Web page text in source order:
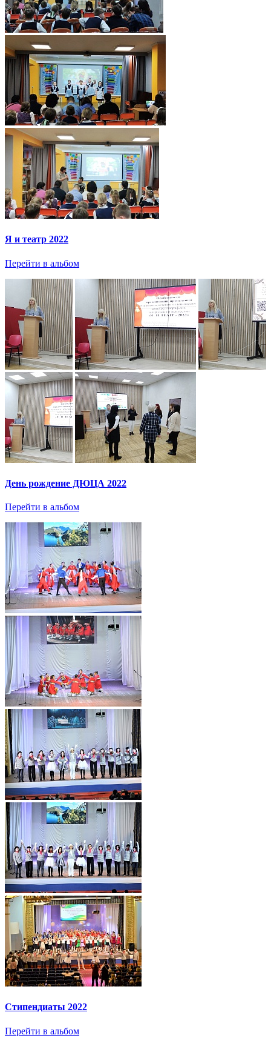
Я и театр 2022
Перейти в альбом
День рождение ДЮЦА 2022
Перейти в альбом
Стипендиаты 2022
Перейти в альбом